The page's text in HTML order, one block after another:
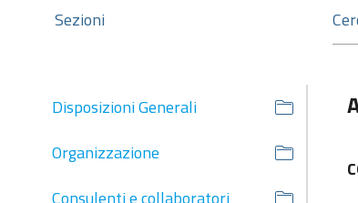
Sezioni
Disposizioni Generali
Organizzazione
Consulenti e collaboratori